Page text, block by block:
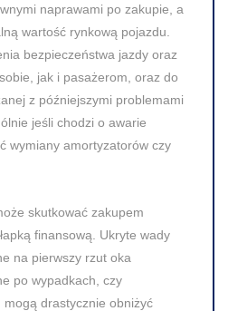
naprawami po zakupie, a
wartość rynkową pojazdu.
bezpieczeństwa jazdy oraz
jak i pasażerom, oraz do
z późniejszymi problemami
jeśli chodzi o awarie
wymiany amortyzatorów czy
skutkować zakupem
finansową. Ukryte wady
na pierwszy rzut oka
po wypadkach, czy
drastycznie obniżyć